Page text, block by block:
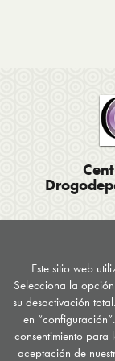
Este sitio web
Selecciona la
su desactivación
en
consentimiento
aceptación de